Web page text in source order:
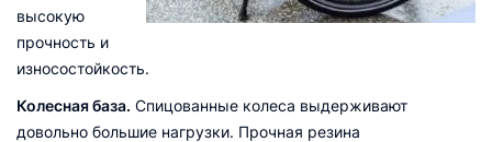
высокую
прочность и
износостойкость.
Колесная база. Спицованные колеса выдерживают
довольно большие нагрузки. Прочная резина